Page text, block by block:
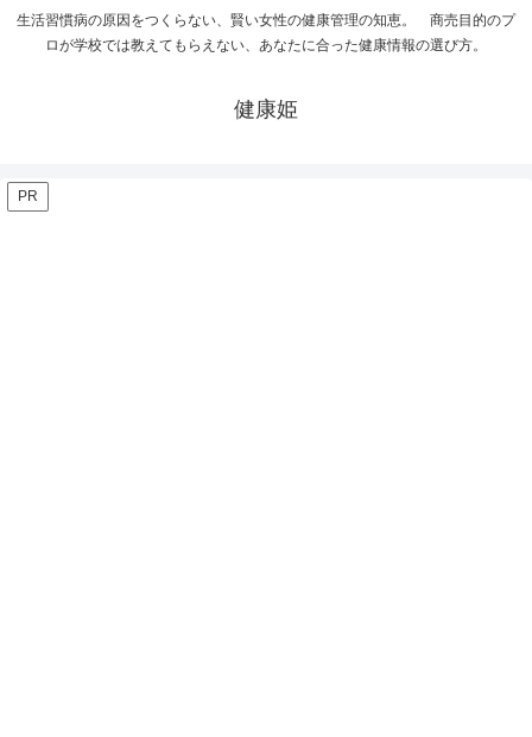
生活習慣病の原因をつくらない、賢い女性の健康管理の知恵。 商売目的のプ
ロが学校では教えてもらえない、あなたに合った健康情報の選び方。
健康姫
PR